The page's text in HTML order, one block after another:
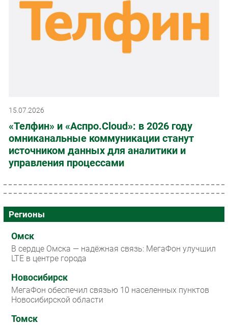
15.07.2026
«Телфин» и «Аспро.Cloud»: в 2026 году
омниканальные коммуникации станут
источником данных для аналитики и
управления процессами
Регионы
Омск
В сердце Омска — надёжная связь: МегаФон улучшил
LTE в центре города
Новосибирск
МегаФон обеспечил связью 10 населенных пунктов
Новосибирской области
Томск